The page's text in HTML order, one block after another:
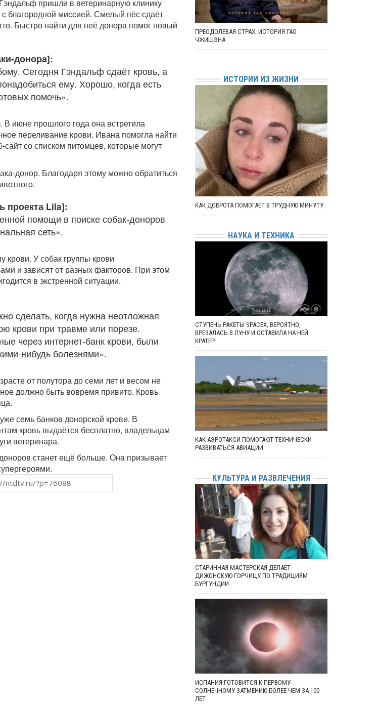
пришли в ветеринарную клинику
благородной миссией. Смелый пёс сдаёт
Быстро найти для неё донора помог новый
донора]:
Сегодня Гэндальф сдаёт кровь, а
ему. Хорошо, когда есть
помочь».
июне прошлого года она встретила
переливание крови. Ивана помогла найти
со списком питомцев, которые могут
донор. Благодаря этому можно обратиться
проекта Lila]:
помощи в поиске собак-доноров
сеть».
крови. У собак группы крови
и зависят от разных факторов. При этом
в экстренной ситуации.
сделать, когда нужна неотложная
крови при травме или порезе.
через интернет-банк крови, были
нибудь болезнями».
от полутора до семи лет и весом не
должно быть вовремя привито. Кровь
семь банков донорской крови. В
кровь выдаётся бесплатно, владельцам
ветеринара.
станет ещё больше. Она призывает
ПРЕОДОЛЕВАЯ СТРАХ: ИСТОРИЯ ГАО
ЧЖИШЭНА
ИСТОРИИ ИЗ ЖИЗНИ
КАК ДОБРОТА ПОМОГАЕТ В ТРУДНУЮ МИНУТУ
НАУКА И ТЕХНИКА
СТУПЕНЬ РАКЕТЫ SPACEX, ВЕРОЯТНО,
ВРЕЗАЛАСЬ В ЛУНУ И ОСТАВИЛА НА НЕЙ
КРАТЕР
КАК АЭРОТАКСИ ПОМОГАЮТ ТЕХНИЧЕСКИ
РАЗВИВАТЬСЯ АВИАЦИИ
КУЛЬТУРА И РАЗВЛЕЧЕНИЯ
СТАРИННАЯ МАСТЕРСКАЯ ДЕЛАЕТ
ДИЖОНСКУЮ ГОРЧИЦУ ПО ТРАДИЦИЯМ
БУРГУНДИИ
ИСПАНИЯ ГОТОВИТСЯ К ПЕРВОМУ
СОЛНЕЧНОМУ ЗАТМЕНИЮ БОЛЕЕ ЧЕМ ЗА 100
ЛЕТ